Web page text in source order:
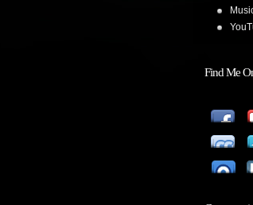
Find Me